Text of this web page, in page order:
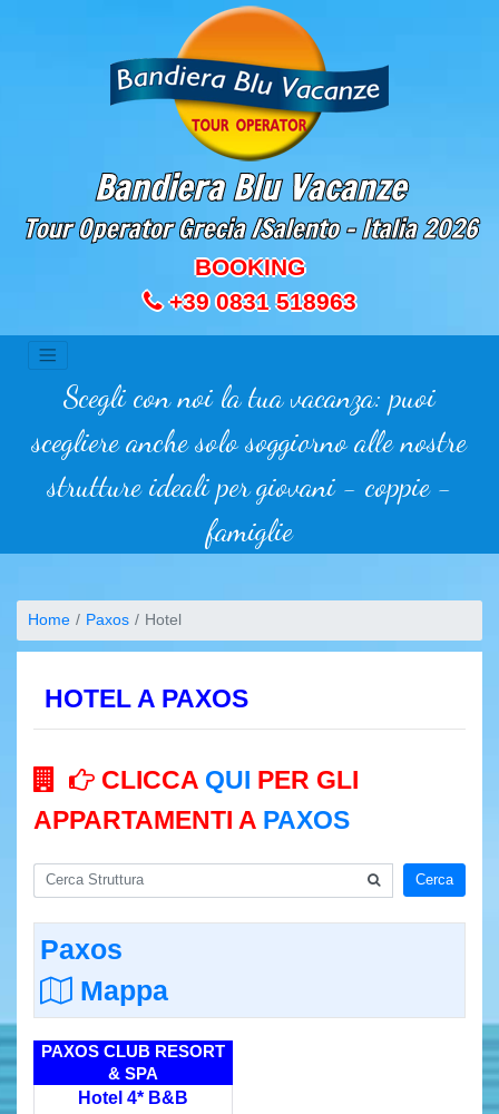
Bandiera Blu Vacanze
Tour Operator Grecia /Salento - Italia2026
BOOKING
+39 0831 518963
Scegli con noi la tua vacanza: puoi
scegliere anche solo soggiorno alle nostre
strutture ideali per giovani - coppie -
famiglie
Home Paxos Hotel
HOTEL A PAXOS
CLICCA QUI PER GLI
APPARTAMENTI A PAXOS
Cerca
Paxos
Mappa
PAXOS CLUB RESORT
& SPA
Hotel 4* B&B